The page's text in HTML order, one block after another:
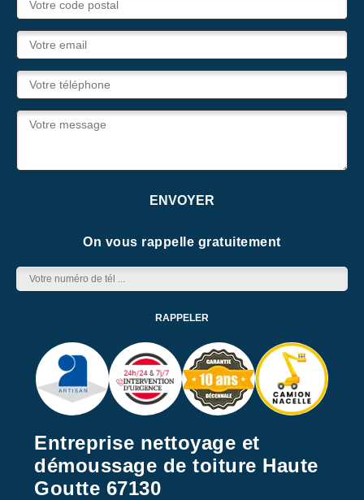
On vous rappelle gratuitement
Entreprise nettoyage et
démoussage de toiture Haute
Goutte 67130